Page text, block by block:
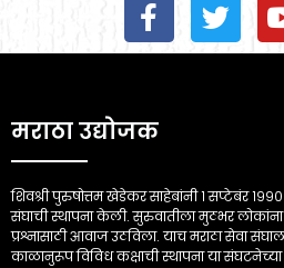
मराठा उद्योजक
शिवश्री पुरुषोत्तम खेडेकर साहेबांनी १ सप्टेबंर
संघाची स्थापना केली. सुरुवातीला मुठभर
प्रश्नासाठी आवाज उठविला. याच मराठा सेवा
काळानुरूप विविध कक्षाची स्थापना या